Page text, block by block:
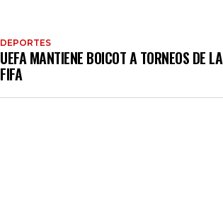
DEPORTES
UEFA MANTIENE BOICOT A TORNEOS DE LA
FIFA